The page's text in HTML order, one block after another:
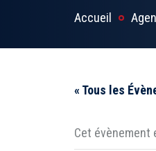
Accueil
« Tous les
Cet évènement